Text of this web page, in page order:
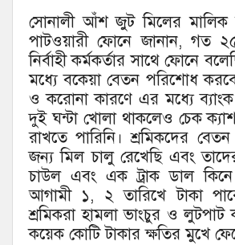
সোনালী আঁশ জুট মিলের মালিক
পাটওয়ারী ফোনে জানান, গত
নির্বাহী কর্মকর্তার সাথে ফোনে
মধ্যে বকেয়া বেতন পরিশোধ
ও করোনা কারণে এর মধ্যে ব্যাংক
দুই ঘন্টা খোলা থাকলেও চেক
রাখতে পারিনি। শ্রমিকদের
জন্য মিল চালু রেখেছি এবং
চাউল এবং এক ট্রাক ডাল কিনে
আগামী ১, ২ তারিখে টাকা
শ্রমিকরা হামলা ভাংচুর ও
কয়েক কোটি টাকার ক্ষতির মুখে